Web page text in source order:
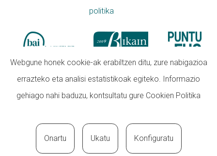
politika
Webgune honek cookie-ak erabiltzen ditu, zure nabigazioa
errazteko eta analisi estatistikoak egiteko. Informazio
gehiago nahi baduzu, kontsultatu gure Cookien Politika
Onartu Ukatu Konfiguratu